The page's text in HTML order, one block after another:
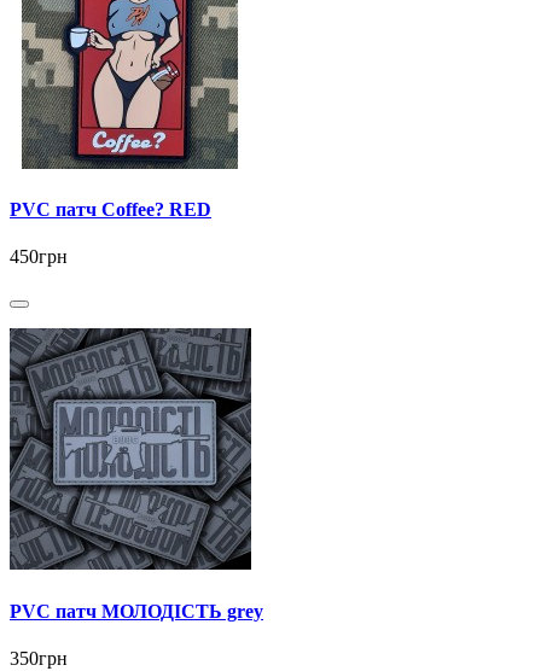
PVC патч Coffee? RED
450грн
PVC патч МОЛОДІСТЬ grey
350грн